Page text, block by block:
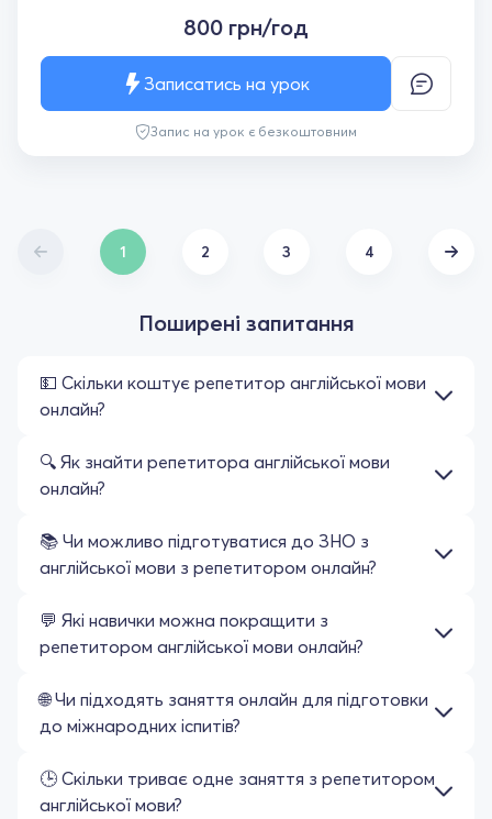
800 грн/год
Запис на урок є безкоштовним
Записатись на урок
1 2 3 4
Поширені запитання
💵 Скільки коштує репетитор англійської мови
онлайн?
🔍 Як знайти репетитора англійської мови
онлайн?
📚 Чи можливо підготуватися до ЗНО з
англійської мови з репетитором онлайн?
💬 Які навички можна покращити з
репетитором англійської мови онлайн?
🌐 Чи підходять заняття онлайн для підготовки
до міжнародних іспитів?
🕒 Скільки триває одне заняття з репетитором
англійської мови?